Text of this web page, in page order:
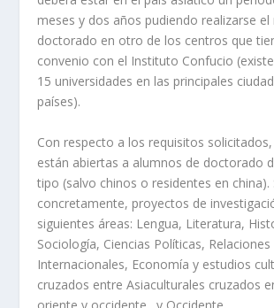
meses y dos años pudiendo realizarse el
doctorado en otro de los centros que
convenio con el Instituto Confucio
15 universidades en las principales
países).
Con respecto a los requisitos
están abiertas a alumnos de doctorado
tipo (salvo chinos o residentes en china).
concretamente, proyectos de
siguientes áreas: Lengua, Literatura,
Sociología, Ciencias Políticas, Relaciones
Internacionales, Economía y estudios
cruzados entre Asiaculturales cruzados